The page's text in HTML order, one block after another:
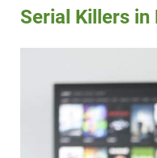
Serial Killers in